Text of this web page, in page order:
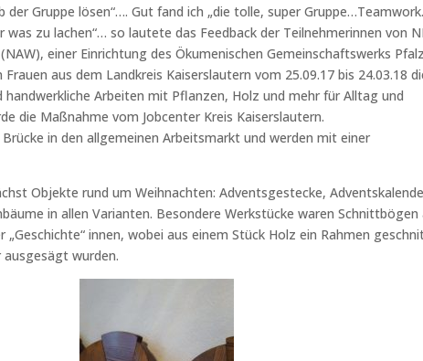
Gruppe lösen“…. Gut fand ich „die tolle, super
zu lachen“… so lautete das Feedback der Teilnehmerinnen von
einer Einrichtung des Ökumenischen Gemeinschaftswerks Pfalz
aus dem Landkreis Kaiserslautern vom 25.09.17 bis 24.03.18
Arbeiten mit Pflanzen, Holz und mehr für Alltag und
die Maßnahme vom Jobcenter Kreis Kaiserslautern.
in den allgemeinen Arbeitsmarkt und werden mit einer
Objekte rund um Weihnachten: Adventsgestecke,
in allen Varianten. Besondere Werkstücke waren Schnittbögen
innen, wobei aus einem Stück Holz ein Rahmen
ausgesägt wurden.